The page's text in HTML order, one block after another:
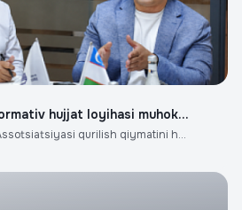
hujjat loyihasi muhok...
qurilish qiymatini h...